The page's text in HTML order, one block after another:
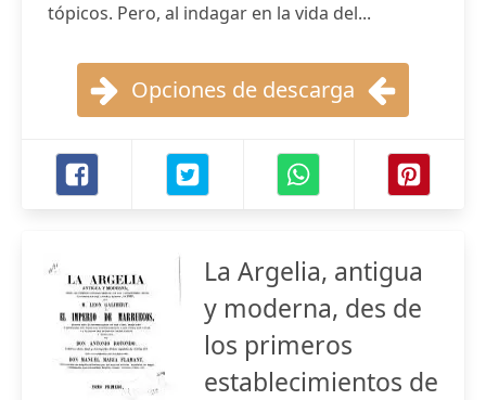
tópicos. Pero, al indagar en la vida del...
Opciones de descarga
La Argelia, antigua
y moderna, des de
los primeros
establecimientos de